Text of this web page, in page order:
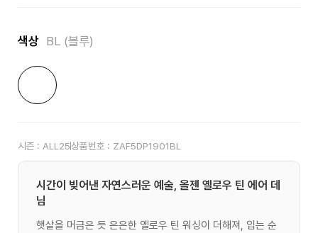
색상 BL (블루)
시즌 : ALL25상품번호 : ZAF5DP1901BL
시간이 빚어낸 자연스러운 예술, 올젠 옐로우 틴 에어 데
님
햇살을 머금은 듯 은은한 옐로우 틴 워싱이 더해져, 입는 순